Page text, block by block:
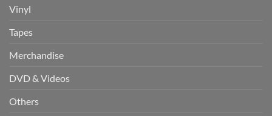
Vinyl
Tapes
Merchandise
DVD & Videos
Others